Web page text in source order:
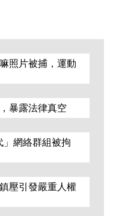
照片被捕，運動
暴露法律真空
」網絡群組被拘
壓引發嚴重人權